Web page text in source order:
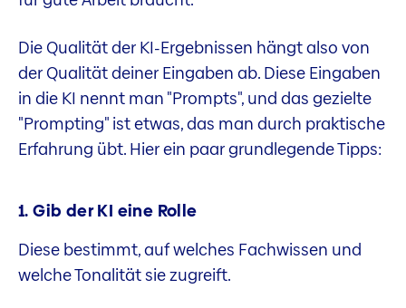
Die Qualität der KI-Ergebnissen hängt also von
der Qualität deiner Eingaben ab. Diese Eingaben
in die KI nennt man "Prompts", und das gezielte
"Prompting" ist etwas, das man durch praktische
Erfahrung übt. Hier ein paar grundlegende Tipps:
1. Gib der KI eine Rolle
Diese bestimmt, auf welches Fachwissen und
welche Tonalität sie zugreift.